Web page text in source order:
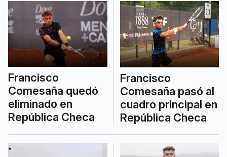
Francisco
Comesaña quedó
eliminado en
República Checa
Francisco
Comesaña pasó al
cuadro principal en
República Checa